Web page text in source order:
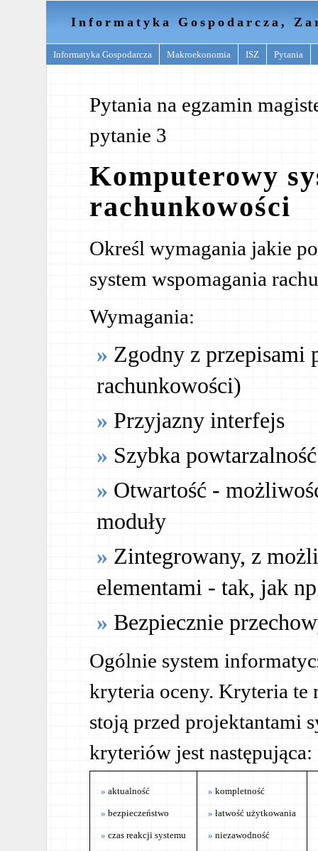
Informatyka Gospodarcza,
Informatyka Gospodarcza Makroekonomia ISZ Pytania
Pytania na egzamin
pytanie 3
Komputerowy
rachunkowości
Określ wymagania jakie
system wspomagania
Wymagania:
Zgodny z przepisami
rachunkowości)
Przyjazny interfejs
Szybka
Otwartość -
moduły
Zintegrowany, z
elementami - tak, jak
Bezpiecznie
Ogólnie system
kryteria oceny. Kryteria te
stoją przed projektantami
kryteriów jest następująca:
aktualność
bezpieczeństwo
czas reakcji systemu
kompletność
łatwość użytkowania
niezawodność